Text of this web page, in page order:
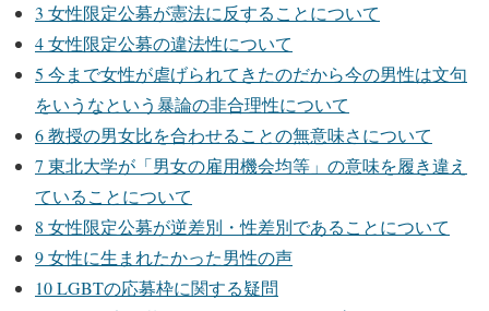
3 女性限定公募が憲法に反することについて
4女性限定公募の違法性について
5 今まで女性が虐げられてきたのだから今の男性は文句
をいうなという暴論の非合理性について
6教授の男女比を合わせることの無意味さについて
7 東北大学が「男女の雇用機会均等」の意味を履き違え
ていることについて
8 女性限定公募が逆差別・性差別であることについて
9女性に生まれたかった男性の声
10LGBTの応募枠に関する疑問